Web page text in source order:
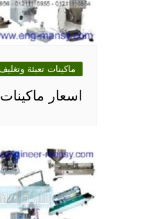
ماكينات تعبئة
اسعار